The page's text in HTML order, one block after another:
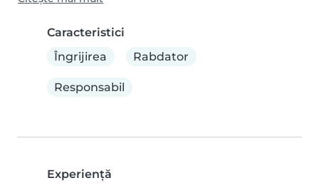
Caracteristici
Îngrijirea
Rabdator
Responsabil
Experienţă